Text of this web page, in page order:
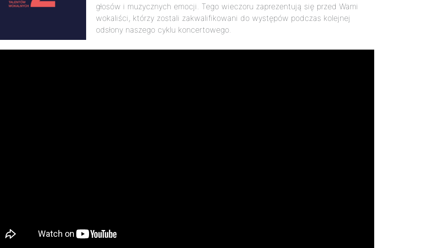
głosów i muzycznych emocji. Tego wieczoru zaprezentują się przed Wami
wokaliści, którzy zostali zakwalifikowani do występów podczas kolejnej
odsłony naszego cyklu koncertowego.